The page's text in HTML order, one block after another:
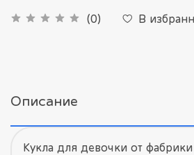
(0) В
Описание
Кукла для девочки от